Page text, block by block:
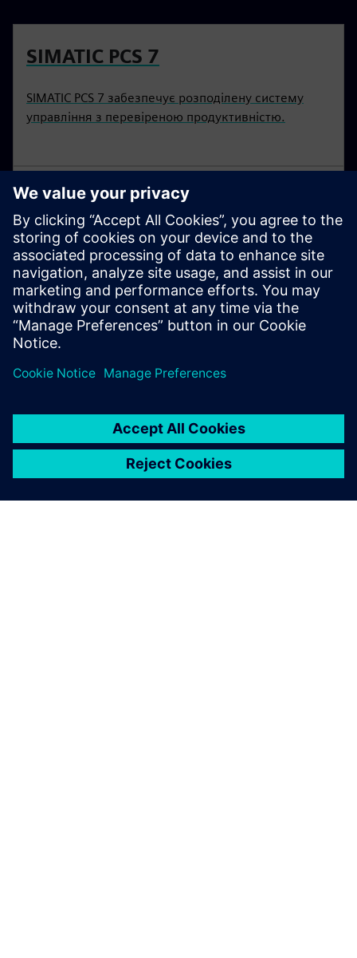
SIMATIC PCS 7
SIMATIC PCS 7 забезпечує розподілену систему
управління з перевіреною продуктивністю.
Digital transformation в
харчовій промисловості
Дізнайтеся про цифрову трансформацію в
харчовій промисловості та напоях.